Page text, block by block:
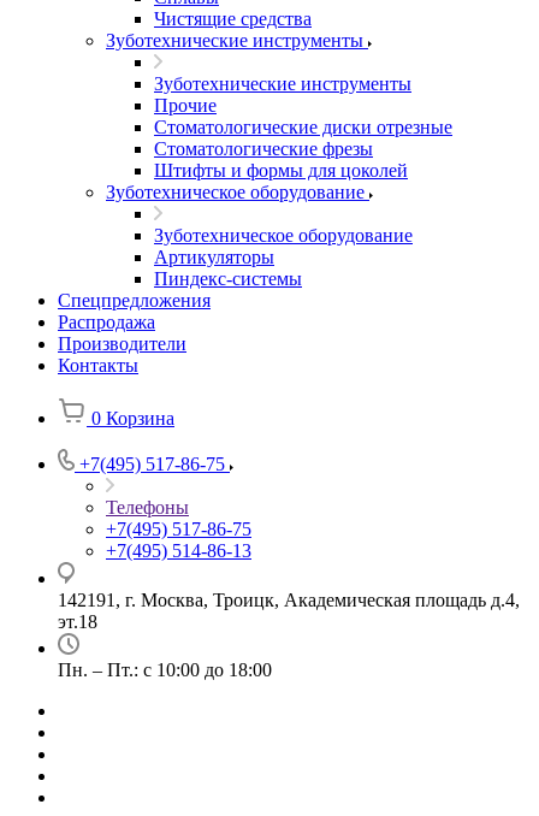
Чистящие средства
Зуботехнические инструменты
Зуботехнические инструменты
Прочие
Стоматологические диски отрезные
Стоматологические фрезы
Штифты и формы для цоколей
Зуботехническое оборудование
Зуботехническое оборудование
Артикуляторы
Пиндекс-системы
Спецпредложения
Распродажа
Производители
Контакты
0 Корзина
+7(495) 517-86-75
Телефоны
+7(495) 517-86-75
+7(495) 514-86-13
142191, г. Москва, Троицк, Академическая площадь д.4,
эт.18
Пн. – Пт.: с 10:00 до 18:00